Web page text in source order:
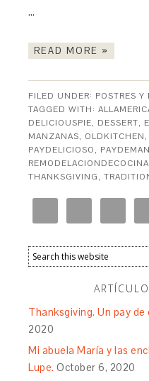
…
READ MORE »
FILED UNDER: POSTRES Y
TAGGED WITH:
DELICIOUSPIE, DESSERT,
MANZANAS, OLDKITCHEN,
PAYDELICIOSO,
REMODELACIONDECOCINA
THANKSGIVING,
Thanksgiving. Un pay de
2020
Mi abuela María y las
Lupe. October 6, 2020